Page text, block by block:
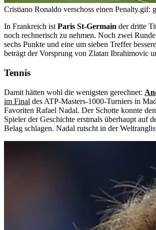
Cristiano Ronaldo verschoss einen Penalty.gif:
In Frankreich ist Paris St-Germain der dritte
noch rechnerisch zu nehmen. Noch zwei
sechs Punkte und eine um sieben Treffer
beträgt der Vorsprung von Zlatan Ibrahimovic
Tennis
Damit hätten wohl die wenigsten gerechnet:
im Final des ATP-Masters-1000-Turniers in
Favoriten Rafael Nadal. Der Schotte konnte
Spieler der Geschichte erstmals überhaupt auf
Belag schlagen. Nadal rutscht in der